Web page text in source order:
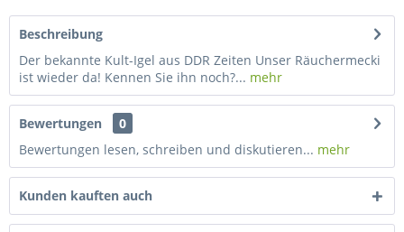
Beschreibung
Der bekannte Kult-Igel aus DDR Zeiten Unser Räuchermecki
ist wieder da! Kennen Sie ihn noch?... mehr
Bewertungen
0
Bewertungen lesen, schreiben und diskutieren... mehr
Kunden kauften auch